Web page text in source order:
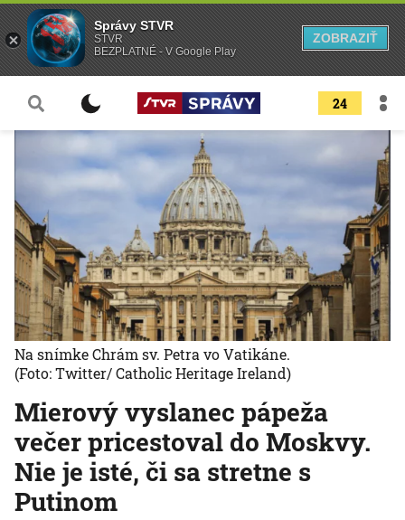
24
Mierový vyslanec pápeža
večer pricestoval do Moskvy.
Nie je isté, či sa stretne s
Putinom
Na snímke Chrám sv. Petra vo Vatikáne.
(Foto: Twitter/ Catholic Heritage Ireland)
Správy STVR
STVR
BEZPLATNÉ - V Google Play
ZOBRAZIŤ